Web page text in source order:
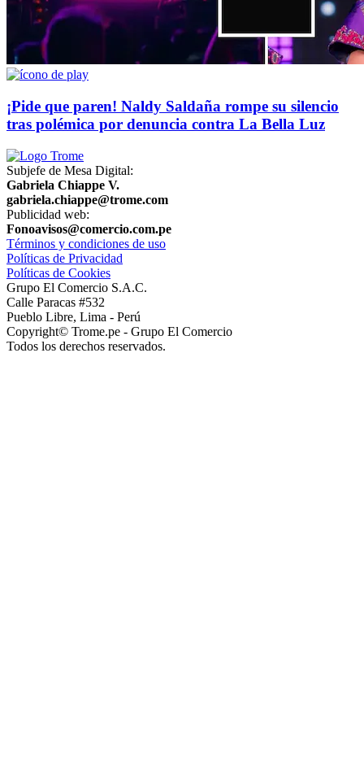
¡Pide que paren! Naldy Saldaña rompe su silencio
tras polémica por denuncia contra La Bella Luz
Subjefe de Mesa Digital:
Gabriela Chiappe V.
gabriela.chiappe@trome.com
Publicidad web:
Fonoavisos@comercio.com.pe
Términos y condiciones de uso
Políticas de Privacidad
Políticas de Cookies
Grupo El Comercio S.A.C.
Calle Paracas #532
Pueblo Libre, Lima - Perú
Copyright© Trome.pe - Grupo El Comercio
Todos los derechos reservados.